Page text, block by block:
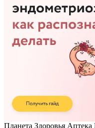
Планета Здоровья